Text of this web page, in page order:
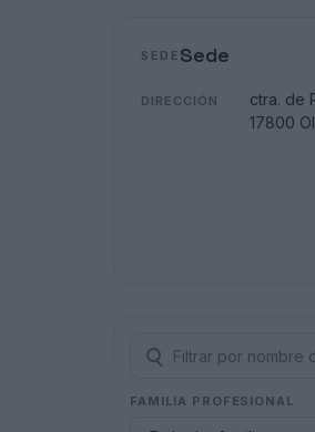
SEDE Sede
DIRECCIÓN
ctra. de
17800
FAMILIA PROFESIONAL